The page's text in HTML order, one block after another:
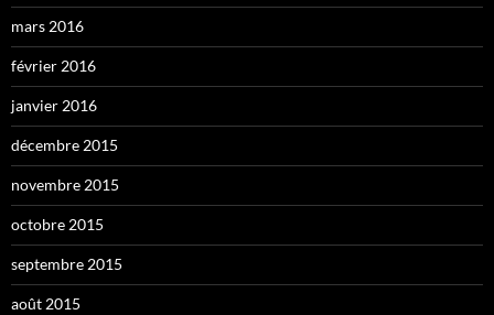
mars 2016
février 2016
janvier 2016
décembre 2015
novembre 2015
octobre 2015
septembre 2015
août 2015